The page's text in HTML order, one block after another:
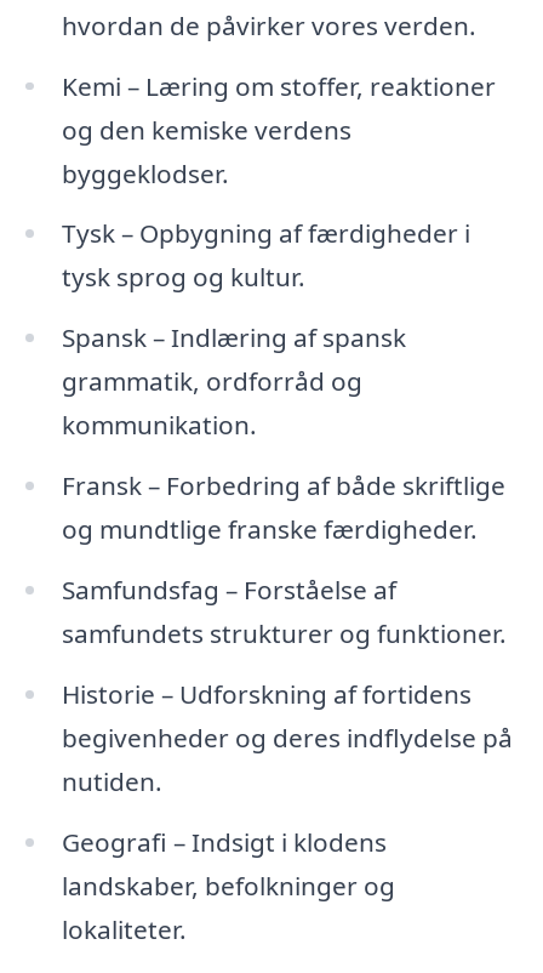
hvordan de påvirker vores verden.
Kemi – Læring om stoffer, reaktioner
og den kemiske verdens
byggeklodser.
Tysk – Opbygning af færdigheder i
tysk sprog og kultur.
Spansk – Indlæring af spansk
grammatik, ordforråd og
kommunikation.
Fransk – Forbedring af både skriftlige
og mundtlige franske færdigheder.
Samfundsfag – Forståelse af
samfundets strukturer og funktioner.
Historie – Udforskning af fortidens
begivenheder og deres indflydelse på
nutiden.
Geografi – Indsigt i klodens
landskaber, befolkninger og
lokaliteter.